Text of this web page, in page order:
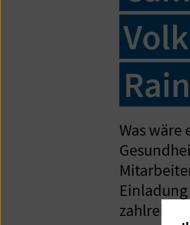
Rain
Was wäre
zahlreich